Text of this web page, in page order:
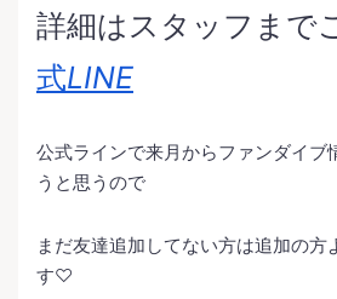
詳細はスタッフまで
式LINE
公式ラインで来月からファンダイブ
うと思うので
まだ友達追加してない方は追加の方
す♡